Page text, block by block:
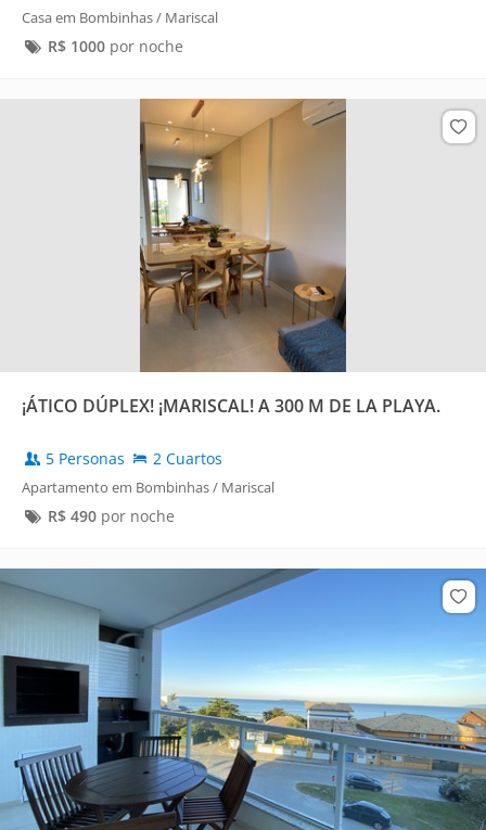
Casa em Bombinhas / Mariscal
R$ 1000por noche
¡ÁTICO DÚPLEX! ¡MARISCAL! A 300 M DE LA PLAYA.
5 Personas 2 Cuartos
Apartamento em Bombinhas / Mariscal
R$ 490por noche